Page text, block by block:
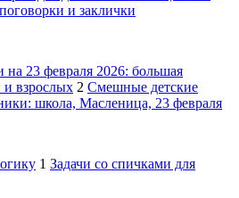
и заклички
23 февраля 2026: большая
и взрослых 2 Смешные детские
школа, Масленица, 23 февраля
1 Задачи со спичками для